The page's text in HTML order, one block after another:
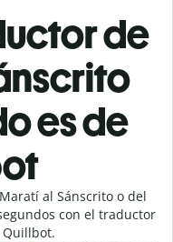
de
es de
al Sánscrito o del
con el traductor